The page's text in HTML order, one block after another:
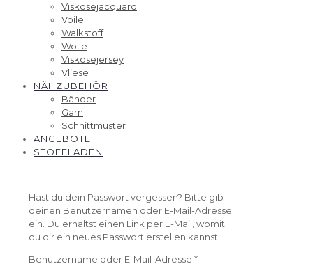
Viskosejacquard
Voile
Walkstoff
Wolle
Viskosejersey
Vliese
NÄHZUBEHÖR
Bänder
Garn
Schnittmuster
ANGEBOTE
STOFFLADEN
Hast du dein Passwort vergessen? Bitte gib
deinen Benutzernamen oder E-Mail-Adresse
ein. Du erhältst einen Link per E-Mail, womit
du dir ein neues Passwort erstellen kannst.
Benutzername oder E-Mail-Adresse *Erforderlich